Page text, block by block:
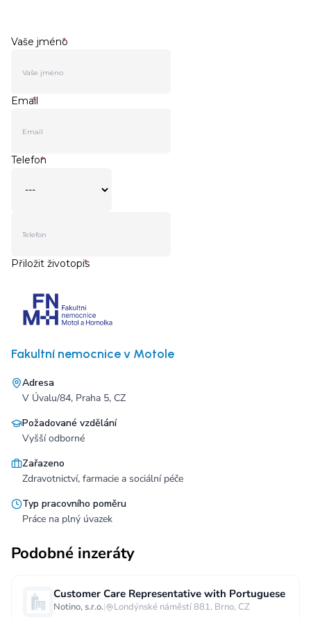
Fakultní nemocnice v Motole
Adresa
V Úvalu/84, Praha 5, CZ
Požadované vzdělání
Vyšší odborné
Zařazeno
Zdravotnictví, farmacie a sociální péče
Typ pracovního poměru
Práce na plný úvazek
Podobné inzeráty
Customer Care Representative with Portuguese
Notino, s.r.o.| Londýnské náměstí 881, Brno, CZ